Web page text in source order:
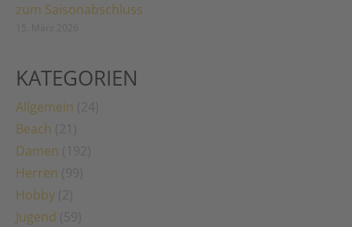
zum Saisonabschluss
KATEGORIEN
Allgemein
Beach
Damen
Herren
Hobby
Jugend